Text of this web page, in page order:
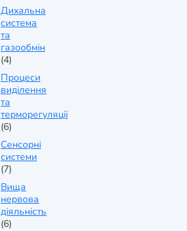
Дихальна
система
та
газообмін
(4)
Процеси
виділення
та
терморегуляції
(6)
Сенсорні
системи
(7)
Вища
нервова
діяльність
(6)